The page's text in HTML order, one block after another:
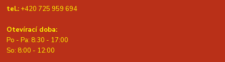
tel.: +420 725 959 694
Otevírací doba:
Po - Pa: 8:30 - 17:00
So: 8:00 - 12:00